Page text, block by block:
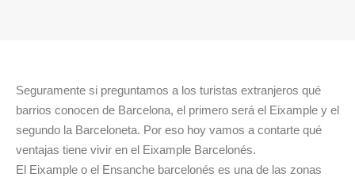
Seguramente si preguntamos a los turistas extranjeros qué
barrios conocen de Barcelona, el primero será el Eixample y el
segundo la Barceloneta. Por eso hoy vamos a contarte qué
ventajas tiene vivir en el Eixample Barcelonés.
El Eixample o el Ensanche barcelonés es una de las zonas